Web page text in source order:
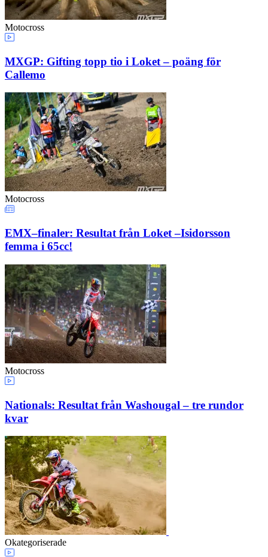
Motocross
MXGP: Gifting topp tio i Loket – poäng för
Callemo
Motocross
EMX–finaler: Resultat från Loket –Isidorsson
femma i 65cc!
Motocross
Nationals: Resultat från Washougal – tre rundor
kvar
Okategoriserade